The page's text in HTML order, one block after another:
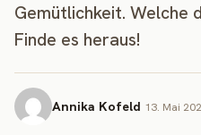
Gemütlichkeit. Welche
Finde es heraus!
Annika Kofeld 13. Mai